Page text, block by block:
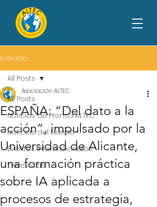
Entrada
All Posts
Noticias de Prensa ALTEC
Noticias del Mundo
Eventos Internacionales
Entrevistas
All Posts
ESPAÑA: “Del dato a la
acción”, impulsado por la
Universidad de Alicante,
una formación práctica
sobre IA aplicada a
procesos de estrategia,
Asociación ALTEC